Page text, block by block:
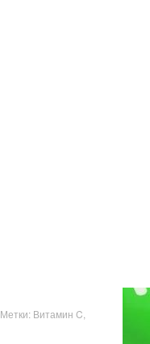
. Метки: Витамин C,